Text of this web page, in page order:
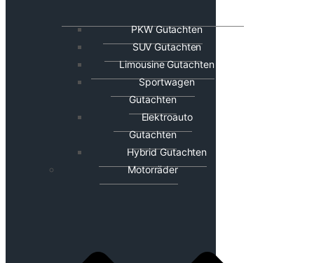
PKW Gutachten
SUV Gutachten
Limousine Gutachten
Sportwagen
Gutachten
Elektroauto
Gutachten
Hybrid Gutachten
Motorräder